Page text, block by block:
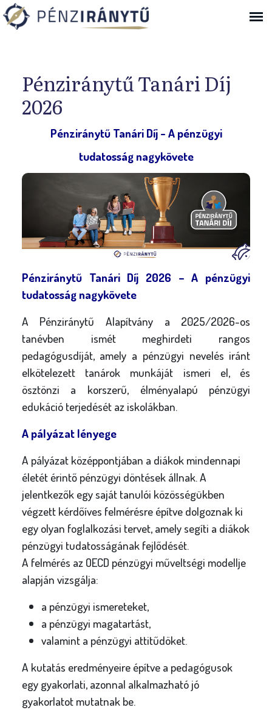
Ugrás a navigációhoz
Pénziránytű Tanári Díj
2026
Pénziránytű Tanári Díj - A pénzügyi
tudatosság nagykövete
Pénziránytű Tanári Díj 2026 – A pénzügyi
tudatosság nagykövete
A Pénziránytű Alapítvány a 2025/2026-os
tanévben ismét meghirdeti rangos
pedagógusdíját, amely a pénzügyi nevelés iránt
elkötelezett tanárok munkáját ismeri el, és
ösztönzi a korszerű, élményalapú pénzügyi
edukáció terjedését az iskolákban.
A pályázat lényege
A pályázat középpontjában a diákok mindennapi
életét érintő pénzügyi döntések állnak. A
jelentkezők egy saját tanulói közösségükben
végzett kérdőíves felmérésre építve dolgoznak ki
egy olyan foglalkozási tervet, amely segíti a diákok
pénzügyi tudatosságának fejlődését.
A felmérés az OECD pénzügyi műveltségi modellje
alapján vizsgálja:
a pénzügyi ismereteket,
a pénzügyi magatartást,
valamint a pénzügyi attitűdöket.
A kutatás eredményeire építve a pedagógusok
egy gyakorlati, azonnal alkalmazható jó
gyakorlatot mutatnak be.